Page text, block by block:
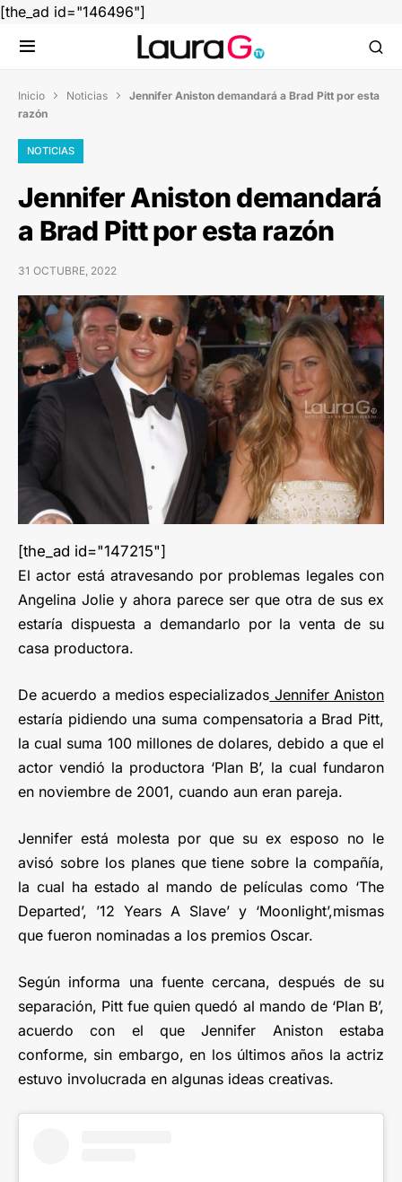
[the_ad id="146496"]
Inicio  Noticias  Jennifer Aniston demandará a Brad Pitt por esta
razón
NOTICIAS
Jennifer Aniston demandará
a Brad Pitt por esta razón
31 OCTUBRE, 2022
[the_ad id="147215"]
El actor está atravesando por problemas legales con
Angelina Jolie y ahora parece ser que otra de sus ex
estaría dispuesta a demandarlo por la venta de su
casa productora.
De acuerdo a medios especializados Jennifer Aniston
estaría pidiendo una suma compensatoria a Brad Pitt,
la cual suma 100 millones de dolares, debido a que el
actor vendió la productora ‘Plan B’, la cual fundaron
en noviembre de 2001, cuando aun eran pareja.
Jennifer está molesta por que su ex esposo no le
avisó sobre los planes que tiene sobre la compañía,
la cual ha estado al mando de películas como ‘The
Departed’, ’12 Years A Slave’ y ‘Moonlight’,mismas
que fueron nominadas a los premios Oscar.
Según informa una fuente cercana, después de su
separación, Pitt fue quien quedó al mando de ‘Plan B’,
acuerdo con el que Jennifer Aniston estaba
conforme, sin embargo, en los últimos años la actriz
estuvo involucrada en algunas ideas creativas.